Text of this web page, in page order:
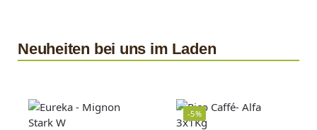
Neuheiten bei uns im Laden
-5%